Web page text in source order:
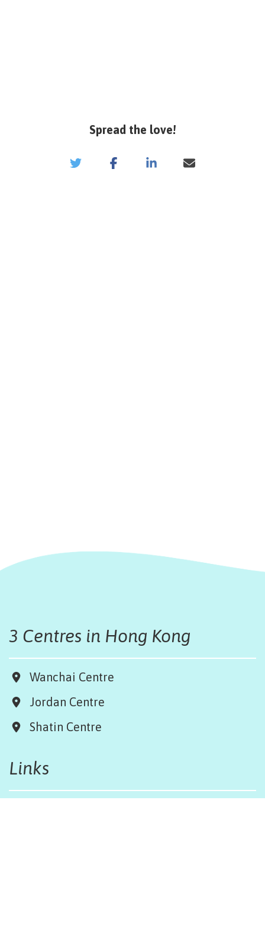
Spread the love!
3 Centres in Hong Kong
Wanchai Centre
Jordan Centre
Shatin Centre
Links